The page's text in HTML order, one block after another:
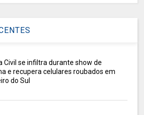
Civil se infiltra durante show de
e recupera celulares roubados em
do Sul